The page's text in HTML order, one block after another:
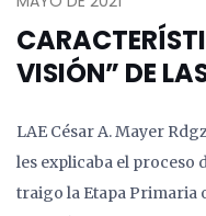
VISIÓN” DE
LAE César A. Mayer
les explicaba el proceso
traigo la Etapa Primaria